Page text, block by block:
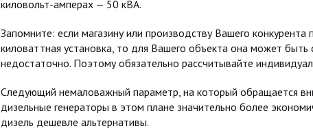
киловольт-амперах — 50 кВА.
Запомните: если магазину или производству Вашего
киловаттная установка, то для Вашего объекта она может
недостаточно. Поэтому обязательно рассчитывайте
Следующий немаловажный параметр, на который обращается
дизельные генераторы в этом плане значительно более
дизель дешевле альтернативы.